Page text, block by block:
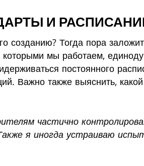
И
созданию? Тогда пора
мы работаем,
постоянного
Важно также выяснить,
частично
я иногда устраиваю